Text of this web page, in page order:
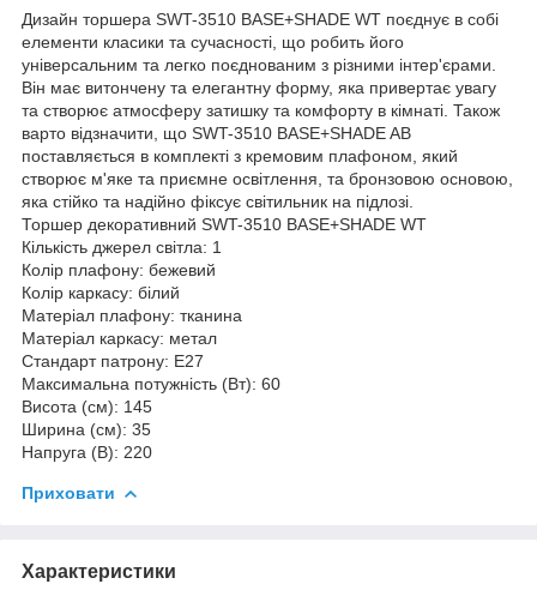
Дизайн торшера SWT-3510 BASE+SHADE WT поєднує в собі
елементи класики та сучасності, що робить його
універсальним та легко поєднованим з різними інтер'єрами.
Він має витончену та елегантну форму, яка привертає увагу
та створює атмосферу затишку та комфорту в кімнаті. Також
варто відзначити, що SWT-3510 BASE+SHADE AB
поставляється в комплекті з кремовим плафоном, який
створює м'яке та приємне освітлення, та бронзовою основою,
яка стійко та надійно фіксує світильник на підлозі.
Торшер декоративний SWT-3510 BASE+SHADE WT
Кількість джерел світла: 1
Колір плафону: бежевий
Колір каркасу: білий
Матеріал плафону: тканина
Матеріал каркасу: метал
Стандарт патрону: E27
Максимальна потужність (Вт): 60
Висота (см): 145
Ширина (см): 35
Напруга (В): 220
Приховати
Характеристики